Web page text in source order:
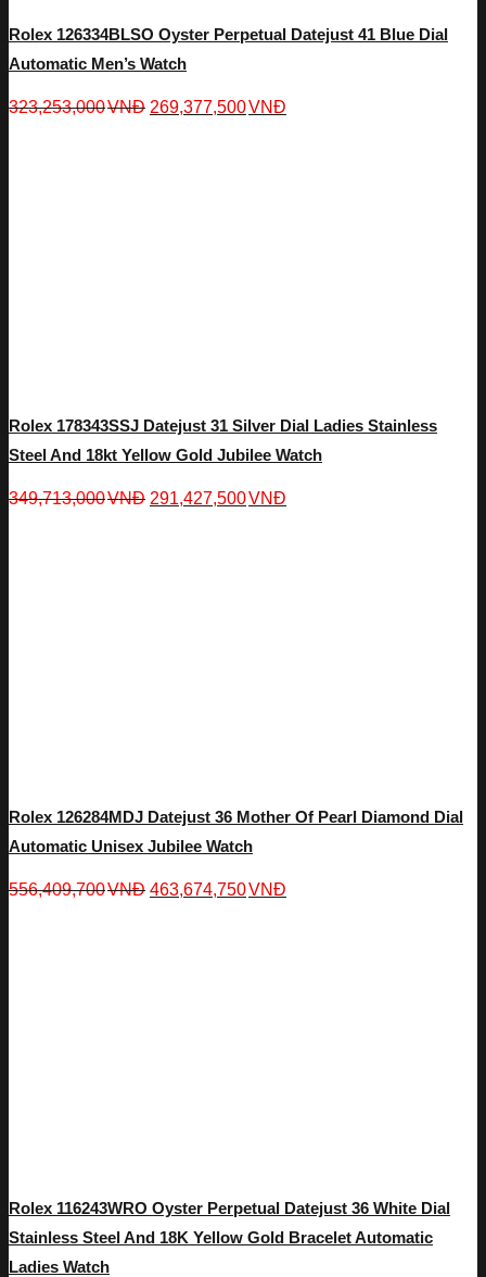
Rolex 126334BLSO Oyster Perpetual Datejust 41 Blue Dial
Automatic Men’s Watch
323,253,000VNĐ 269,377,500VNĐ
Rolex 178343SSJ Datejust 31 Silver Dial Ladies Stainless
Steel And 18kt Yellow Gold Jubilee Watch
349,713,000VNĐ 291,427,500VNĐ
Rolex 126284MDJ Datejust 36 Mother Of Pearl Diamond Dial
Automatic Unisex Jubilee Watch
556,409,700VNĐ 463,674,750VNĐ
Rolex 116243WRO Oyster Perpetual Datejust 36 White Dial
Stainless Steel And 18K Yellow Gold Bracelet Automatic
Ladies Watch